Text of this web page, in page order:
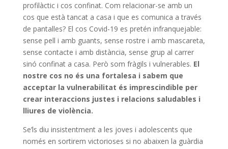
profilàctic i cos confinat. Com relacionar-se amb un
cos que està tancat a casa i que es comunica a través
de pantalles? El cos Covid-19 es pretén infranquejable:
sense pell i amb guants, sense rostre i amb mascareta,
sense contacte i amb distància, sense grup al carrer
sinó confinat a casa. Però som fràgils i vulnerables. El
nostre cos no és una fortalesa i sabem que
acceptar la vulnerabilitat és imprescindible per
crear interaccions justes i relacions saludables i
lliures de violència.
Se’ls diu insistentment a les joves i adolescents que
només en sortirem victorioses si no abaixen la guàrdia